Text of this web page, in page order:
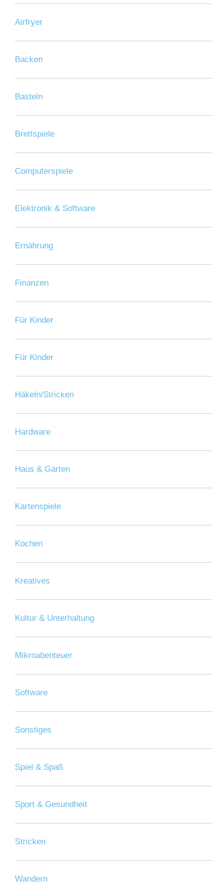
Airfryer
Backen
Basteln
Brettspiele
Computerspiele
Elektronik & Software
Ernährung
Finanzen
Für Kinder
Für Kinder
Häkeln/Stricken
Hardware
Haus & Garten
Kartenspiele
Kochen
Kreatives
Kultur & Unterhaltung
Mikroabenteuer
Software
Sonstiges
Spiel & Spaß
Sport & Gesundheit
Stricken
Wandern